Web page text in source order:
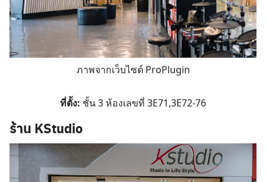
ภาพจากเว็บไซต์ ProPlugin
ที่ตั้ง: ชั้น 3 ห้องเลขที่ 3E71,3E72-76
ร้าน KStudio